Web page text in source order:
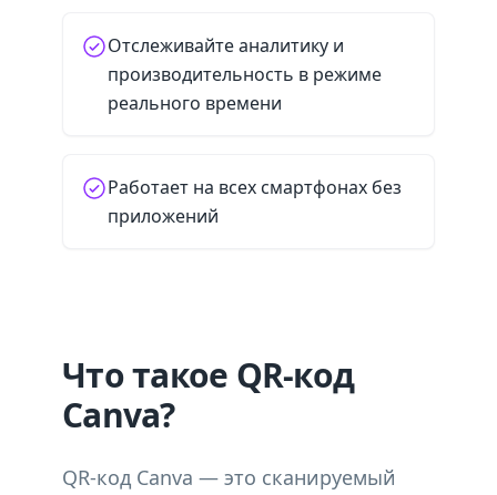
Отслеживайте аналитику и
производительность в режиме
реального времени
Работает на всех смартфонах без
приложений
Что такое QR-код
Canva?
QR-код Canva — это сканируемый